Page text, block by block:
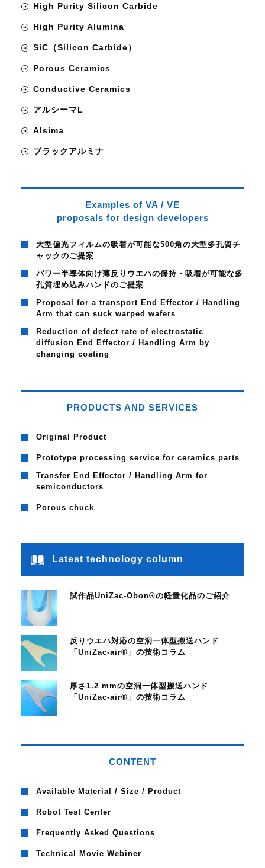
High Purity Silicon Carbide
High Purity Alumina
SiC（Silicon Carbide）
Porous Ceramics
Conductive Ceramics
アルシーマL
Alsima
ブラックアルミナ
Examples of VA / VE
proposals for design developers
大型偏光フィルムの吸着が可能な500角の大型多孔質チ
ャックのご提案
パワー半導体向け薄反りウエハの保持・吸着が可能な多
孔質埋め込みハンドのご提案
Proposal for a transport End Effector / Handling
Arm that can suck warped wafers
Reduction of defect rate of electrostatic
diffusion End Effector / Handling Arm by
changing coating
PRODUCTS AND SERVICES
Original Product
Prototype processing service for ceramics parts
Transfer End Effector / Handling Arm for
semiconductors
Porous chuck
Latest technology column
試作品UniZac-Obon®の軽量化品のご紹介
反りウエハ対応の空洞一体型搬送ハンド
「UniZac-air®」の技術コラム
厚さ1.2 mmの空洞一体型搬送ハンド
「UniZac-air®」の技術コラム
CONTENT
Available Material / Size / Product
Robot Test Center
Frequently Asked Questions
Technical Movie Webiner